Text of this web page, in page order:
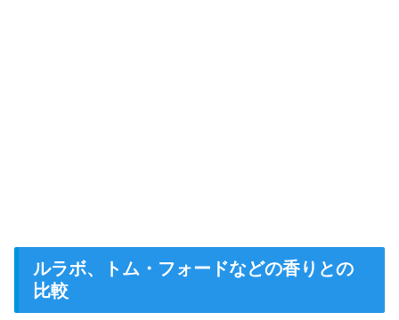
ルラボ、トム・フォードなどの香りとの
比較